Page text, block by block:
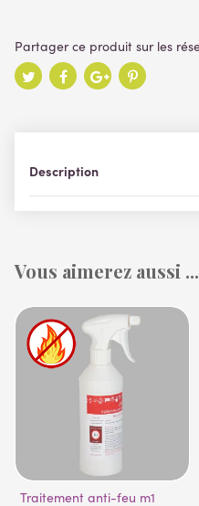
Description
Vous aimerez aussi ...
Traitement anti-feu m1